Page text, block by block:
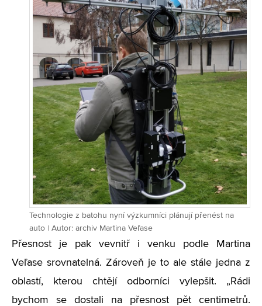
Technologie z batohu nyní výzkumníci plánují přenést na
auto | Autor: archiv Martina Veľase
Přesnost je pak vevnitř i venku podle Martina
Veľase srovnatelná. Zároveň je to ale stále jedna z
oblastí, kterou chtějí odborníci vylepšit. „Rádi
bychom se dostali na přesnost pět centimetrů.